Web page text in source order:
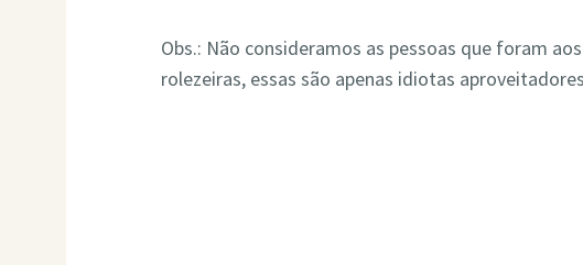
Obs.: Não consideramos as pessoas que foram
rolezeiras, essas são apenas idiotas